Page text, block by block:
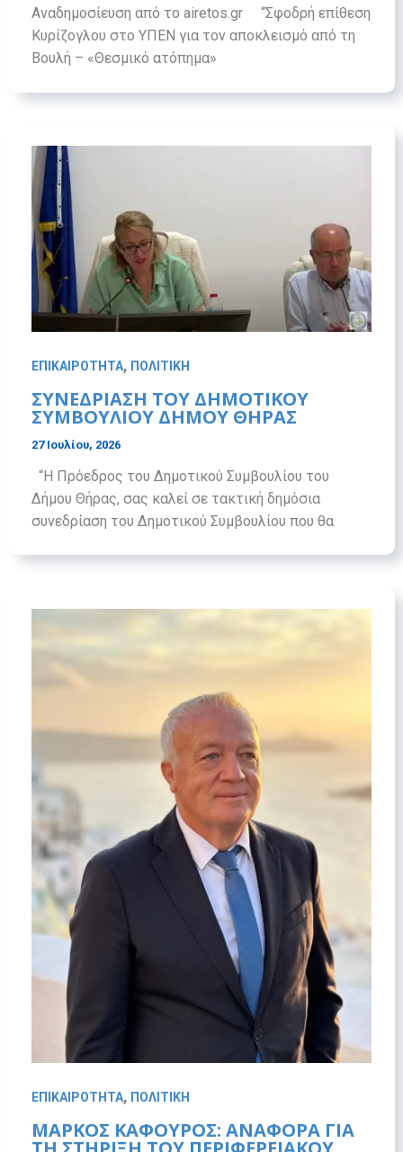
Αναδημοσίευση από το airetos.gr “Σφοδρή επίθεση
Κυρίζογλου στο ΥΠΕΝ για τον αποκλεισμό από τη
Βουλή – «Θεσμικό ατόπημα»
ΕΠΙΚΑΙΡΟΤΗΤΑ, ΠΟΛΙΤΙΚΗ
ΣΥΝΕΔΡΙΑΣΗ ΤΟΥ ΔΗΜΟΤΙΚΟΥ
ΣΥΜΒΟΥΛΙΟΥ ΔΗΜΟΥ ΘΗΡΑΣ
27 Ιουλίου, 2026
“H Πρόεδρος του Δημοτικού Συμβουλίου του
Δήμου Θήρας, σας καλεί σε τακτική δημόσια
συνεδρίαση του Δημοτικού Συμβουλίου που θα
ΕΠΙΚΑΙΡΟΤΗΤΑ, ΠΟΛΙΤΙΚΗ
ΜΆΡΚΟΣ ΚΑΦΟΎΡΟΣ: ΑΝΑΦΟΡΆ ΓΙΑ